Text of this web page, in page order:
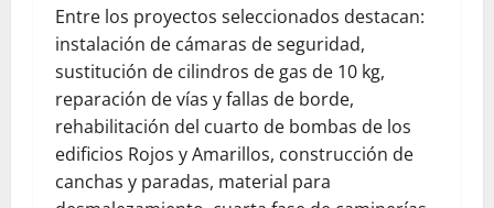
Entre los proyectos seleccionados destacan:
instalación de cámaras de seguridad,
sustitución de cilindros de gas de 10 kg,
reparación de vías y fallas de borde,
rehabilitación del cuarto de bombas de los
edificios Rojos y Amarillos, construcción de
canchas y paradas, material para